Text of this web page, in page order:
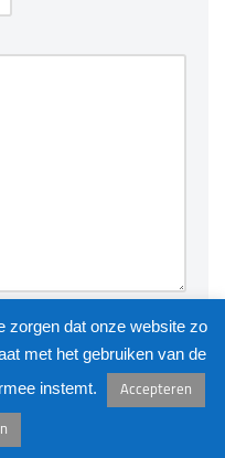
2026
door
zorgen dat onze website zo
met het gebruiken van de
instemt.
Accepteren